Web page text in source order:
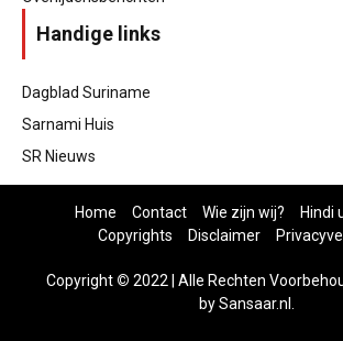
Handige links
Dagblad Suriname
Sarnami Huis
SR Nieuws
Home Contact Wie zijn wij?
Hindi
Copyrights
Disclaimer
Copyright © 2022 | Alle Rechten
bySansaar.nl